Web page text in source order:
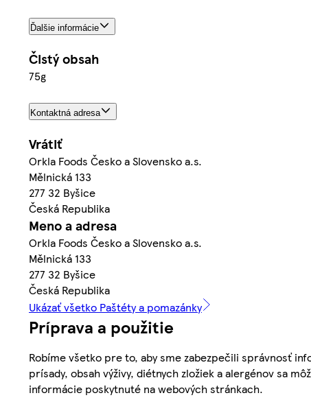
Ďalšie informácie
Čistý obsah
75g
Kontaktná adresa
Vrátiť
Orkla Foods Česko a Slovensko a.s.
Mělnická 133
277 32 Byšice
Česká Republika
Meno a adresa
Orkla Foods Česko a Slovensko a.s.
Mělnická 133
277 32 Byšice
Česká Republika
Ukázať všetko Paštéty a pomazánky
Príprava a použitie
Robíme všetko pre to, aby sme zabezpečili správnosť
prísady, obsah výživy, diétnych zložiek a alergénov sa
informácie poskytnuté na webových stránkach.